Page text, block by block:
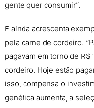
gente quer consumir”.
E ainda acrescenta
pela carne de cordeiro.
pagavam em torno de R$
cordeiro. Hoje estão
isso, compensa o
genética aumenta, a